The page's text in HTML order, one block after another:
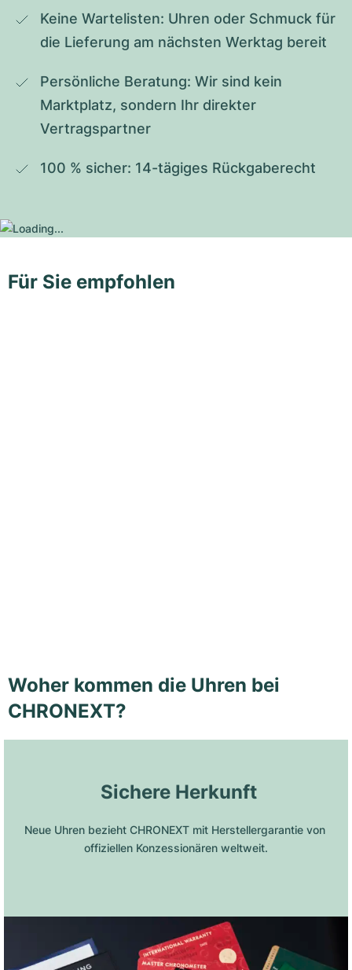
Keine Wartelisten: Uhren oder Schmuck für
die Lieferung am nächsten Werktag bereit
Persönliche Beratung: Wir sind kein
Marktplatz, sondern Ihr direkter
Vertragspartner
100 % sicher: 14-tägiges Rückgaberecht
Für Sie empfohlen
Woher kommen die Uhren bei
CHRONEXT?
Sichere Herkunft
Neue Uhren bezieht CHRONEXT mit Herstellergarantie von
offiziellen Konzessionären weltweit.